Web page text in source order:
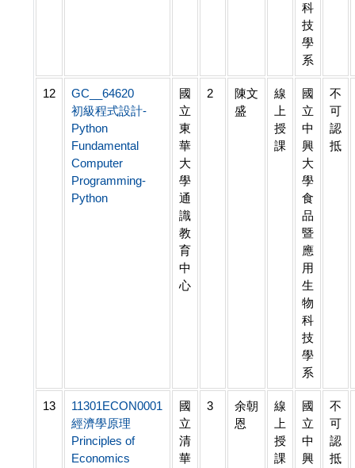
科
技
學
系
12
GC__64620
初級程式設計-
Python
Fundamental
Computer
Programming-
Python
國
立
東
華
大
學
通
識
教
育
中
心
2
陳文
盛
線
上
授
課
國
立
中
興
大
學
食
品
暨
應
用
生
物
科
技
學
系
不
可
認
抵
13
11301ECON0001
經濟學原理
Principles of
Economics
國
立
清
華
3
余朝
恩
線
上
授
課
國
立
中
興
不
可
認
抵